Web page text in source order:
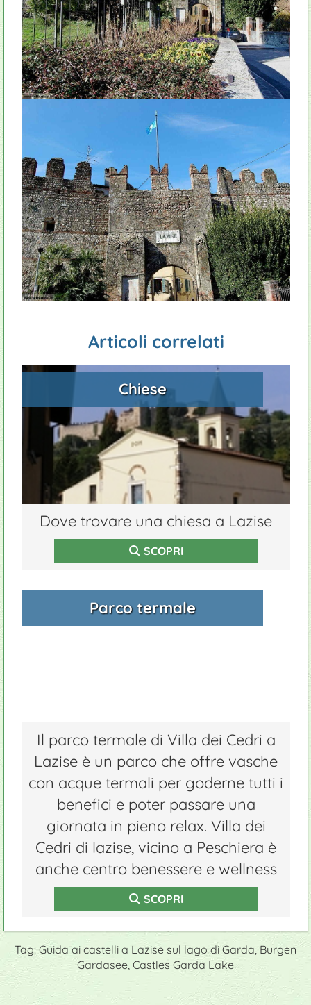
Articoli correlati
Chiese
Dove trovare una chiesa a Lazise
SCOPRI
Parco termale
Il parco termale di Villa dei Cedri a
Lazise è un parco che offre vasche
con acque termali per goderne tutti i
benefici e poter passare una
giornata in pieno relax. Villa dei
Cedri di lazise, vicino a Peschiera è
anche centro benessere e wellness
SCOPRI
Tag: Guida ai castelli a Lazise sul lago di Garda, Burgen
Gardasee, Castles Garda Lake